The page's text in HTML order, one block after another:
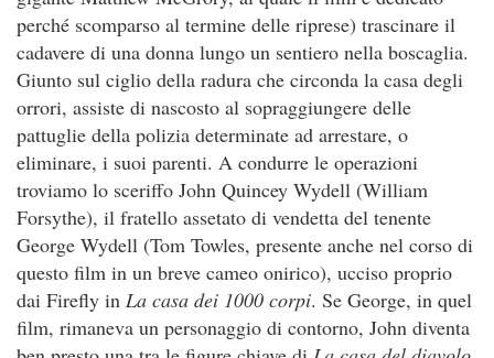
perché scomparso al termine delle riprese) trascinare il
cadavere di una donna lungo un sentiero nella boscaglia.
Giunto sul ciglio della radura che circonda la casa degli
orrori, assiste di nascosto al sopraggiungere delle
pattuglie della polizia determinate ad arrestare, o
eliminare, i suoi parenti. A condurre le operazioni
troviamo lo sceriffo John Quincey Wydell (William
Forsythe), il fratello assetato di vendetta del tenente
George Wydell (Tom Towles, presente anche nel corso di
questo film in un breve cameo onirico), ucciso proprio
dai Firefly in La casa dei 1000 corpi. Se George, in quel
film, rimaneva un personaggio di contorno, John diventa